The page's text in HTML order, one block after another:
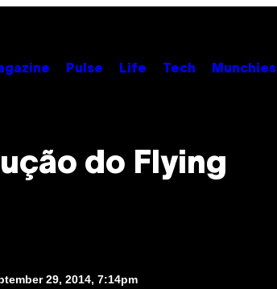
Pulse Life Tech Munchies
do Flying
29, 2014, 7:14pm